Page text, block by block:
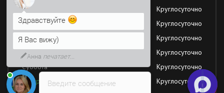
Вторник
Круглосуточно
Среда
Круглосуточно
Четверг
Круглосуточно
Пятница
Круглосуточно
Суббота
Круглосуточно
Воскресение
Круглосуточно
Введите сообщение
Я Вас вижу)
Напишите сюда свой вопрос.
Возможно, его решение будет
быстрее